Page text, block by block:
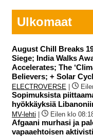
Ulkomaat
August Chill Breaks
Siege; India Walks
Accelerates; The
Believers; + Solar
ELECTROVERSE
Sopimuksista
hyökkäyksiä
MV-lehti Eilen klo
Afgaani murhasi ja
vapaaehtoisen